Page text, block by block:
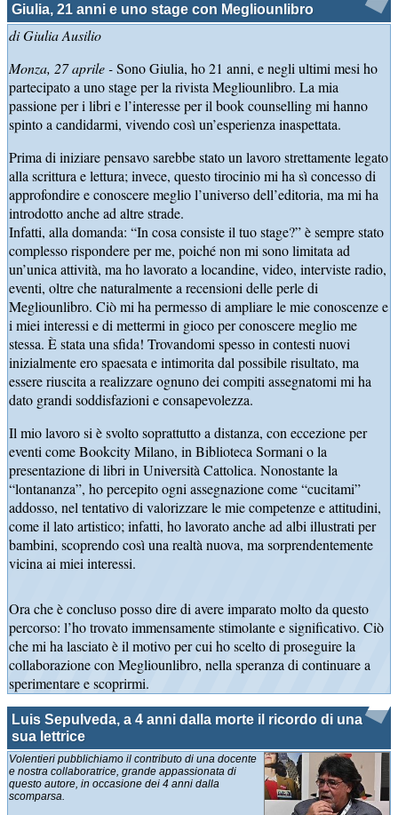
Giulia, 21 anni e uno stage con Megliounlibro
di Giulia Ausilio
Monza, 27 aprile -Sono Giulia, ho 21 anni, e negli ultimi mesi ho
partecipato a uno stage per la rivista Megliounlibro. La mia
passione per i libri e l’interesse per il book counselling mi hanno
spinto a candidarmi, vivendo così un’esperienza inaspettata.
Prima di iniziare pensavo sarebbe stato un lavoro strettamente legato
alla scrittura e lettura; invece, questo tirocinio mi ha sì concesso di
approfondire e conoscere meglio l’universo dell’editoria, ma mi ha
introdotto anche ad altre strade.
Infatti, alla domanda: “In cosa consiste il tuo stage?” è sempre stato
complesso rispondere per me, poiché non mi sono limitata ad
un’unica attività, ma ho lavorato a locandine, video, interviste radio,
eventi, oltre che naturalmente a recensioni delle perle di
Megliounlibro. Ciò mi ha permesso di ampliare le mie conoscenze e
i miei interessi e di mettermi in gioco per conoscere meglio me
stessa. È stata una sfida! Trovandomi spesso in contesti nuovi
inizialmente ero spaesata e intimorita dal possibile risultato, ma
essere riuscita a realizzare ognuno dei compiti assegnatomi mi ha
dato grandi soddisfazioni e consapevolezza.
Il mio lavoro si è svolto soprattutto a distanza, con eccezione per
eventi come Bookcity Milano, in Biblioteca Sormani o la
presentazione di libri in Università Cattolica. Nonostante la
“lontananza”, ho percepito ogni assegnazione come “cucitami”
addosso, nel tentativo di valorizzare le mie competenze e attitudini,
come il lato artistico; infatti, ho lavorato anche ad albi illustrati per
bambini, scoprendo così una realtà nuova, ma sorprendentemente
vicina ai miei interessi.
Ora che è concluso posso dire di avere imparato molto da questo
percorso: l’ho trovato immensamente stimolante e significativo. Ciò
che mi ha lasciato è il motivo per cui ho scelto di proseguire la
collaborazione con Megliounlibro, nella speranza di continuare a
sperimentare e scoprirmi.
Luis Sepulveda, a 4 anni dalla morte il ricordo di una
sua lettrice
Volentieri pubblichiamo il contributo di una docente
e nostra collaboratrice, grande appassionata di
questo autore, in occasione dei 4 anni dalla
scomparsa.